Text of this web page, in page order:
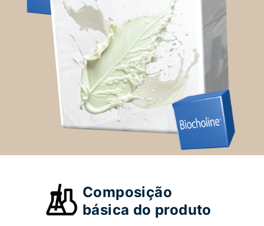
Composição
básica do produto